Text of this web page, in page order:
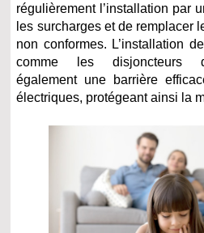
régulièrement l’installation par
les surcharges et de remplacer
non conformes. L’installation
comme les disjoncteurs
également une barrière
électriques, protégeant ainsi la